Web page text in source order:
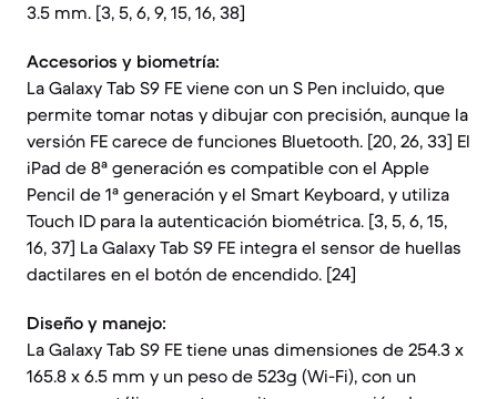
3.5 mm. [3, 5, 6, 9, 15, 16, 38]
Accesorios y biometría:
La Galaxy Tab S9 FE viene con un S Pen incluido, que
permite tomar notas y dibujar con precisión, aunque la
versión FE carece de funciones Bluetooth. [20, 26, 33] El
iPad de 8ª generación es compatible con el Apple
Pencil de 1ª generación y el Smart Keyboard, y utiliza
Touch ID para la autenticación biométrica. [3, 5, 6, 15,
16, 37] La Galaxy Tab S9 FE integra el sensor de huellas
dactilares en el botón de encendido. [24]
Diseño y manejo:
La Galaxy Tab S9 FE tiene unas dimensiones de 254.3 x
165.8 x 6.5 mm y un peso de 523g (Wi-Fi), con un